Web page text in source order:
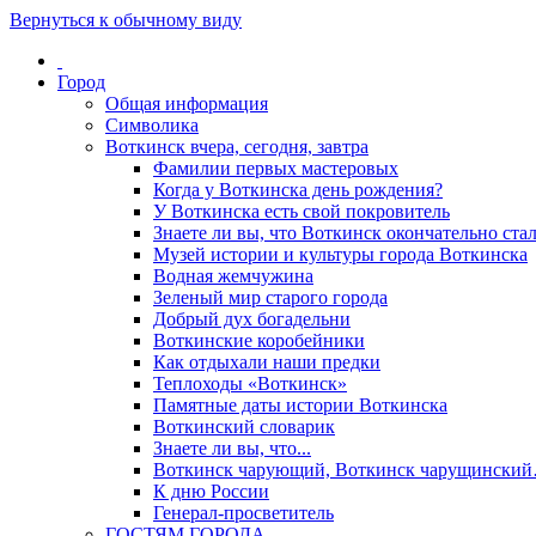
Вернуться к обычному виду
Город
Общая информация
Символика
Воткинск вчера, сегодня, завтра
Фамилии первых мастеровых
Когда у Воткинска день рождения?
У Воткинска есть свой покровитель
Знаете ли вы, что Воткинск окончательно
Музей истории и культуры города Воткинска
Водная жемчужина
Зеленый мир старого города
Добрый дух богадельни
Воткинские коробейники
Как отдыхали наши предки
Теплоходы «Воткинск»
Памятные даты истории Воткинска
Воткинский словарик
Знаете ли вы, что...
Воткинск чарующий, Воткинск
К дню России
Генерал-просветитель